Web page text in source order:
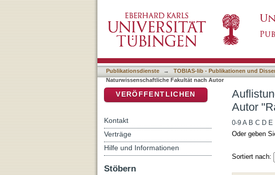
Publikationsdienste → TOBIAS-lib - Publikationen und
Naturwissenschaftliche Fakultät nach Autor
Autor
0-9 A B C D E
Oder geben
Sortiert nach:
VERÖFFENTLICHEN
Kontakt
Verträge
Hilfe und Informationen
Stöbern